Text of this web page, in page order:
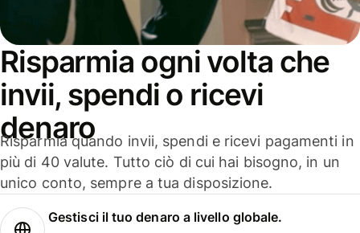
Risparmia ogni volta che
invii, spendi o ricevi
denaro
Risparmia quando invii, spendi e ricevi pagamenti in
più di 40 valute. Tutto ciò di cui hai bisogno, in un
unico conto, sempre a tua disposizione.
Gestisci il tuo denaro a livello globale.